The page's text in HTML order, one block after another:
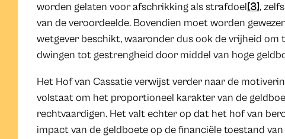
worden gelaten voor afschrikking als strafdoel[3],
van de veroordeelde. Bovendien moet worden
wetgever beschikt, waaronder dus ook de vrijheid
dwingen tot gestrengheid door middel van hoge
Het Hof van Cassatie verwijst verder naar de
volstaat om het proportioneel karakter van de
rechtvaardigen. Het valt echter op dat het hof van
impact van de geldboete op de financiële toestand